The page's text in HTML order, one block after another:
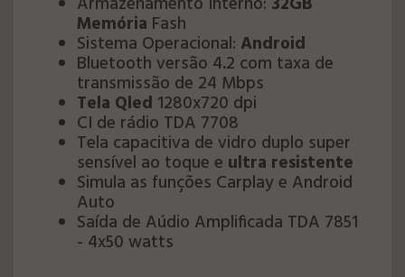
Memória Fash
Sistema Operacional: Android
Bluetooth versão 4.2 com taxa de
transmissão de 24 Mbps
Tela Qled 1280x720 dpi
CI de rádio TDA 7708
Tela capacitiva de vidro duplo super
sensível ao toque e ultra resistente
Simula as funções Carplay e Android
Auto
Saída de Aúdio Amplificada TDA 7851
- 4x50 watts